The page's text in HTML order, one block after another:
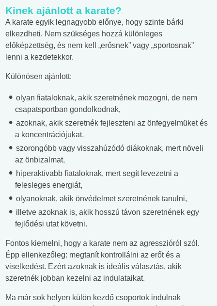
Kinek ajánlott a karate?
A karate egyik legnagyobb előnye, hogy szinte bárki
elkezdheti. Nem szükséges hozzá különleges
előképzettség, és nem kell „erősnek” vagy „sportosnak”
lenni a kezdetekkor.
Különösen ajánlott:
olyan fiataloknak, akik szeretnének mozogni, de nem
csapatsportban gondolkodnak,
azoknak, akik szeretnék fejleszteni az önfegyelmüket és
a koncentrációjukat,
szorongóbb vagy visszahúzódó diákoknak, mert növeli
az önbizalmat,
hiperaktívabb fiataloknak, mert segít levezetni a
felesleges energiát,
olyanoknak, akik önvédelmet szeretnének tanulni,
illetve azoknak is, akik hosszú távon szeretnének egy
fejlődési utat követni.
Fontos kiemelni, hogy a karate nem az agresszióról szól.
Épp ellenkezőleg: megtanít kontrollálni az erőt és a
viselkedést. Ezért azoknak is ideális választás, akik
szeretnék jobban kezelni az indulataikat.
Ma már sok helyen külön kezdő csoportok indulnak